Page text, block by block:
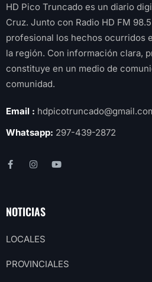
HD Pico Truncado es un diario
Cruz. Junto con Radio HD FM
profesional los hechos ocurridos
la región. Con información clara,
constituye en un medio de
comunidad.
Email :
Whatsapp: 297-439-2872
NOTICIAS
LOCALES
PROVINCIALES